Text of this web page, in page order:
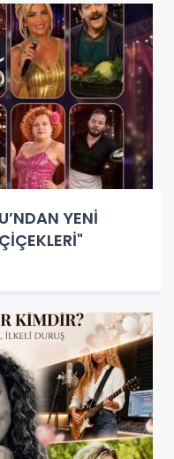
YENİ